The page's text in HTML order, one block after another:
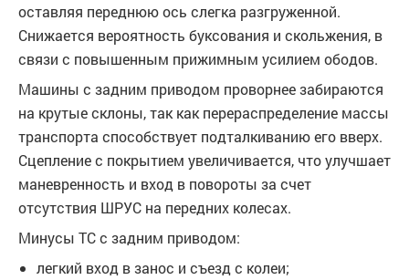
оставляя переднюю ось слегка разгруженной.
Снижается вероятность буксования и скольжения, в
связи с повышенным прижимным усилием ободов.
Машины с задним приводом проворнее забираются
на крутые склоны, так как перераспределение массы
транспорта способствует подталкиванию его вверх.
Сцепление с покрытием увеличивается, что улучшает
маневренность и вход в повороты за счет
отсутствия ШРУС на передних колесах.
Минусы ТС с задним приводом:
легкий вход в занос и съезд с колеи;